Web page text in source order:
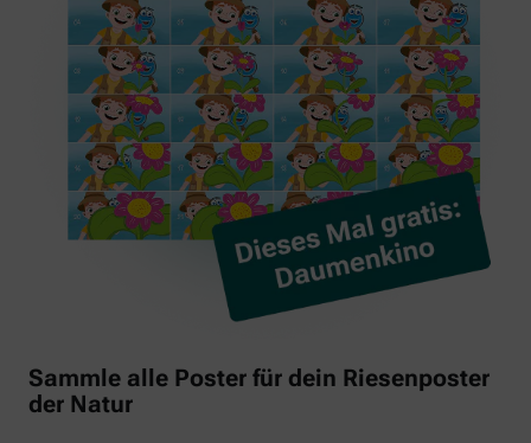
Sammle alle Poster für dein Riesenposter
der Natur